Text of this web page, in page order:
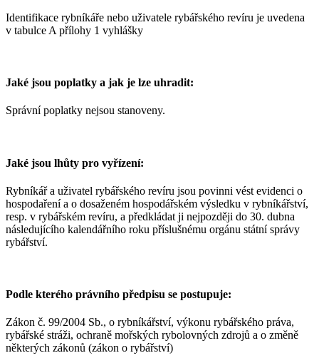
Identifikace rybníkáře nebo uživatele rybářského revíru je uvedena
v tabulce A přílohy 1 vyhlášky
Jaké jsou poplatky a jak je lze uhradit:
Správní poplatky nejsou stanoveny.
Jaké jsou lhůty pro vyřízení:
Rybníkář a uživatel rybářského revíru jsou povinni vést evidenci o
hospodaření a o dosaženém hospodářském výsledku v rybníkářství,
resp. v rybářském revíru, a předkládat ji nejpozději do 30. dubna
následujícího kalendářního roku příslušnému orgánu státní správy
rybářství.
Podle kterého právního předpisu se postupuje:
Zákon č. 99/2004 Sb., o rybníkářství, výkonu rybářského práva,
rybářské stráži, ochraně mořských rybolovných zdrojů a o změně
některých zákonů (zákon o rybářství)